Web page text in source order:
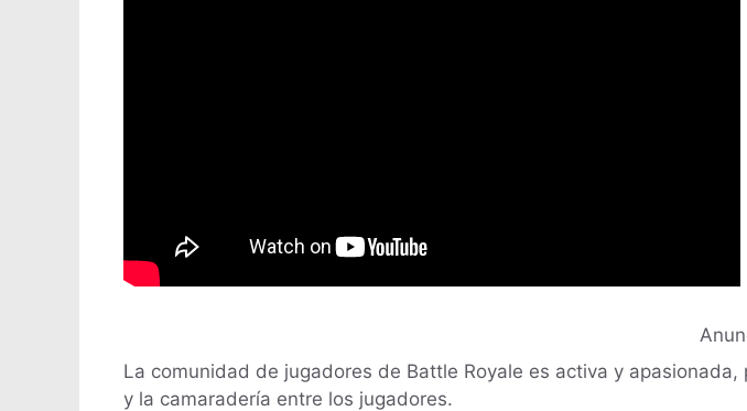
La comunidad de jugadores de Battle Royale es activa y
y la camaradería entre los jugadores.